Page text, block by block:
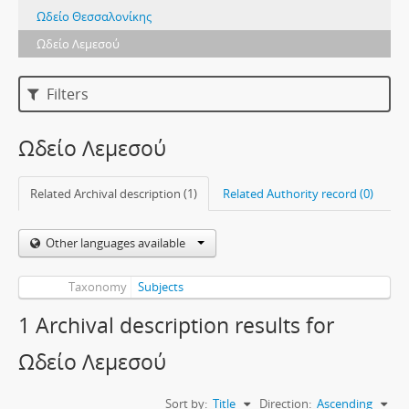
Ωδείο Θεσσαλονίκης
Ωδείο Λεμεσού
Filters
Ωδείο Λεμεσού
Related Archival description (1) Related Authority record (0)
Other languages available
Taxonomy Subjects
1 Archival description results for
Ωδείο Λεμεσού
Sort by: Title Direction: Ascending